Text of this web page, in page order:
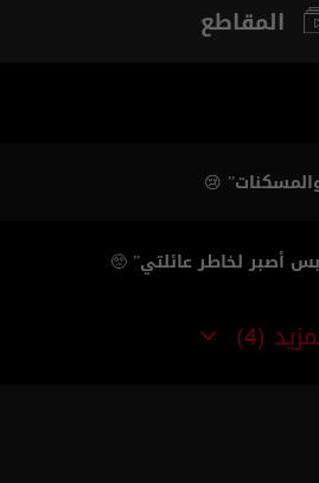
المقاطع
😢
أصبر لخاطر عائلتي” 🥺
(4)